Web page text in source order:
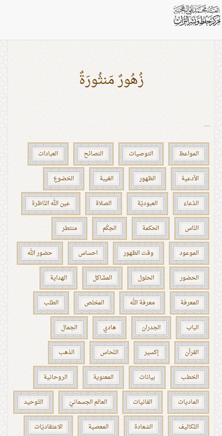
بطاقات: مرآة
زُهُورٌ مَنثُورَةٌ
...
المواعظ التوصيات النصائح العبادات
الأدعية الظهور الغيبة الخضوع
الدّعاء العبوديّة الصلاة عين الله النّاظرة
النّاس الحكمة الحِكَم منتطر
الموعود وقت الظهور احساس حضور الله
الحضور الحلول المشاكل الهداية
المعرفة معرفة الله المخلص الطلب
الباب الجدران هادي الجمال
القرآن إكسير النّحاس الذهب
الخطب بيانات المعنوية الروحانية
الماديات الفانيات العالم الجسمانيّ التّوحيد
التّكاليف السّعادة المعصية الاعتقاديّات